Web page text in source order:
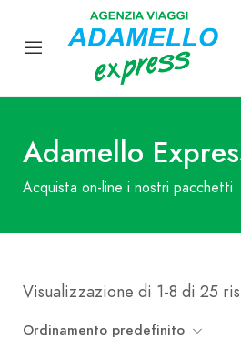
Adamello
Acquista on-line i nostri pacchetti
Visualizzazione di 1-8 di 25
Ordinamento predefinito